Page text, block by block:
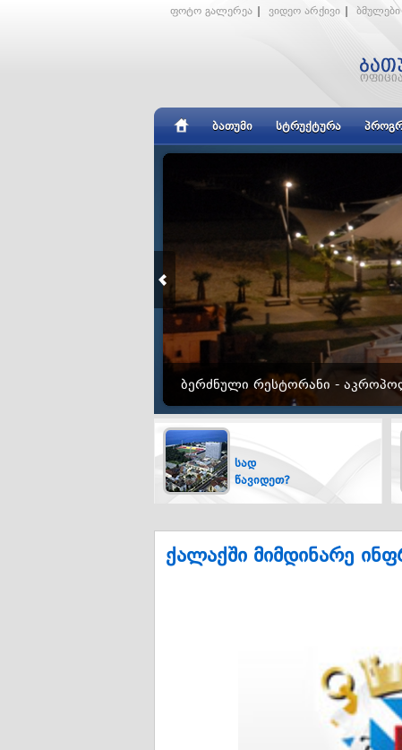
ფოტო გალერეა ვიდეო არქივი ბმულები
ᲑᲐᲗᲣᲛᲘ ᲡᲢᲠᲣᲥᲢᲣᲠᲐ
ᲑᲔᲠᲫᲜᲣᲚᲘ ᲠᲔᲡᲢᲝᲠᲐᲜᲘ -
სად
წავიდეთ?
ქალაქში მიმდინარე